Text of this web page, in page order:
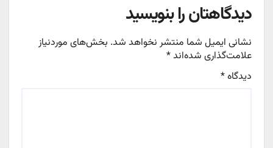
دیدگاهتان را بنویسید
نشانی ایمیل شما منتشر نخواهد شد. بخش‌های موردنیاز
علامت‌گذاری شده‌اند*
دیدگاه*